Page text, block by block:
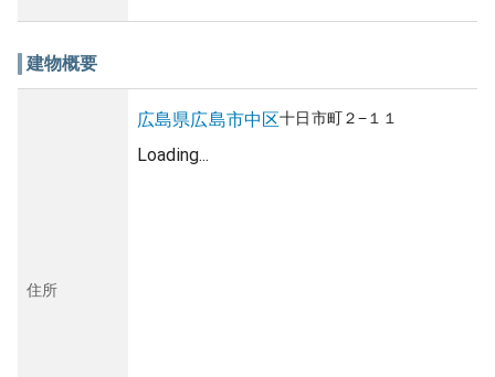
建物概要
住所
広島県広島市中区十日市町２−１１
Loading...